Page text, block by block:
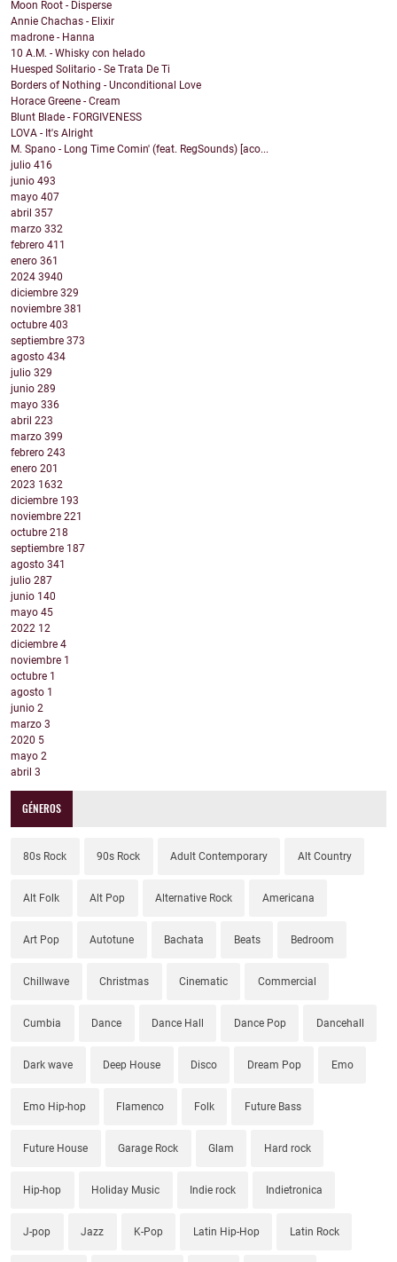
Moon Root - Disperse
Annie Chachas - Elixir
madrone - Hanna
10 A.M. - Whisky con helado
Huesped Solitario - Se Trata De Ti
Borders of Nothing - Unconditional Love
Horace Greene - Cream
Blunt Blade - FORGIVENESS
LOVA - It's Alright
M. Spano - Long Time Comin' (feat. RegSounds) [aco...
julio 416
junio 493
mayo 407
abril 357
marzo 332
febrero 411
enero 361
2024 3940
diciembre 329
noviembre 381
octubre 403
septiembre 373
agosto 434
julio 329
junio 289
mayo 336
abril 223
marzo 399
febrero 243
enero 201
2023 1632
diciembre 193
noviembre 221
octubre 218
septiembre 187
agosto 341
julio 287
junio 140
mayo 45
2022 12
diciembre 4
noviembre 1
octubre 1
agosto 1
junio 2
marzo 3
2020 5
mayo 2
abril 3
GÉNEROS
80s Rock 90s Rock Adult Contemporary Alt Country
Alt Folk Alt Pop Alternative Rock Americana
Art Pop Autotune Bachata Beats Bedroom
Chillwave Christmas Cinematic Commercial
Cumbia Dance Dance Hall Dance Pop Dancehall
Dark wave Deep House Disco Dream Pop Emo
Emo Hip-hop Flamenco Folk Future Bass
Future House Garage Rock Glam Hard rock
Hip-hop Holiday Music Indie rock Indietronica
J-pop Jazz K-Pop Latin Hip-Hop Latin Rock